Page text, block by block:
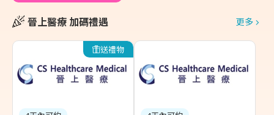
晉上醫療 加碼禮遇 更多
送禮物